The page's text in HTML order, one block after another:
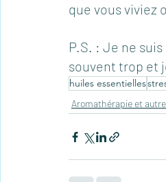
que vous viviez
P.S. : Je ne
souvent trop et
huiles essentielles
Aromathérapie et